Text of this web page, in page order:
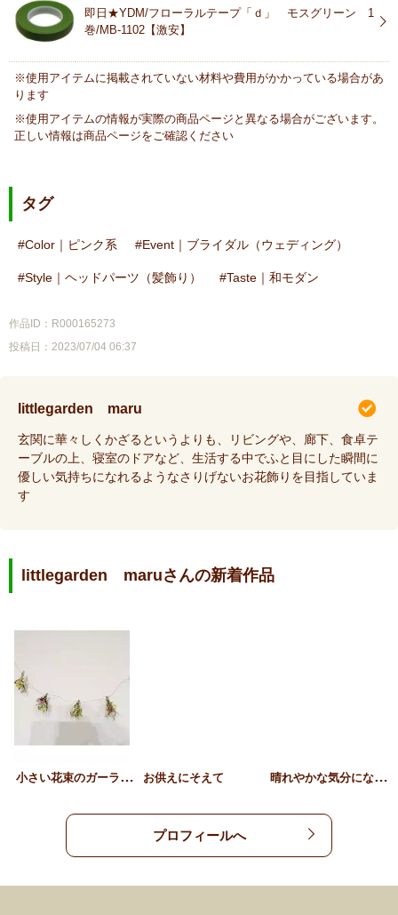
即日★YDM/フローラルテープ「ｄ」 モスグリーン 1
巻/MB-1102【激安】
※使用アイテムに掲載されていない材料や費用がかかっている場合があ
ります
※使用アイテムの情報が実際の商品ページと異なる場合がございます。
正しい情報は商品ページをご確認ください
タグ
Color｜ピンク系 Event｜ブライダル（ウェディング）
Style｜ヘッドパーツ（髪飾り） Taste｜和モダン
作品ID：R000165273
投稿日：2023/07/04 06:37
littlegarden maru
玄関に華々しくかざるというよりも、リビングや、廊下、食卓テ
ーブルの上、寝室のドアなど、生活する中でふと目にした瞬間に
優しい気持ちになれるようなさりげないお花飾りを目指していま
す
littlegarden maruさんの新着作品
小
さい花束のガーランド お供えにそえて 晴
れやかな気分になれますよ…
プロフィールへ